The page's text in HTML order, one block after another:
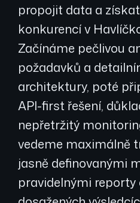
propojit data a
konkurencí v
Začínáme pečlivou
požadavků a
architektury, poté
API-first řešení,
nepřetržitý
vedeme maximálně
jasně definovanými
pravidelnými